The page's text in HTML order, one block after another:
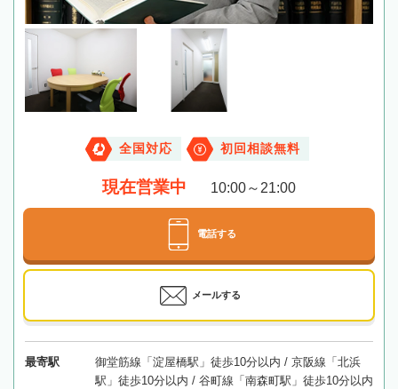
全国対応 初回相談無料
現在営業中 10:00～21:00
電話する
メールする
最寄駅
御堂筋線「淀屋橋駅」徒歩10分以内 / 京阪線「北浜
駅」徒歩10分以内 / 谷町線「南森町駅」徒歩10分以内